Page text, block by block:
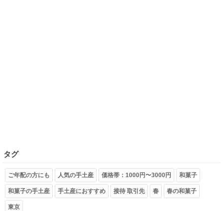
タグ
ご年配の方にも 人気の手土産 価格帯：1000円〜3000円 和菓子
和菓子の手土産 手土産におすすめ 接待 取引先 春 春の和菓子
東京